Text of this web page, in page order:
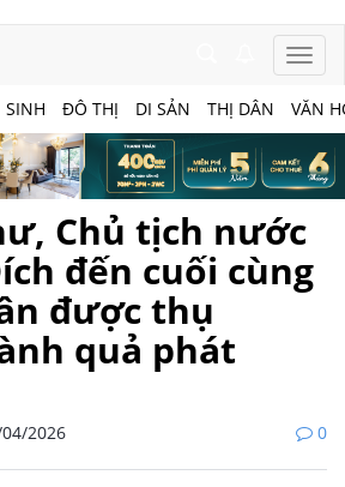
SINH ĐÔ THỊ DI SẢN THỊ DÂN VĂN
Chủ tịch nước
đến cuối cùng
được thụ
quả phát
2026 0